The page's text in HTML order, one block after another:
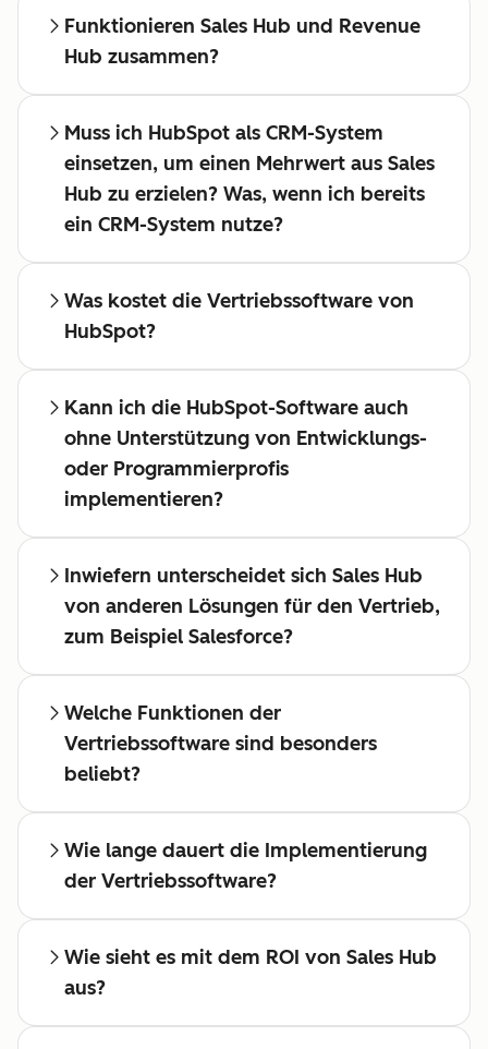
Funktionieren Sales Hub und Revenue
Hub zusammen?
Muss ich HubSpot als CRM-System
einsetzen, um einen Mehrwert aus Sales
Hub zu erzielen? Was, wenn ich bereits
ein CRM-System nutze?
Was kostet die Vertriebssoftware von
HubSpot?
Kann ich die HubSpot-Software auch
ohne Unterstützung von Entwicklungs-
oder Programmierprofis
implementieren?
Inwiefern unterscheidet sich Sales Hub
von anderen Lösungen für den Vertrieb,
zum Beispiel Salesforce?
Welche Funktionen der
Vertriebssoftware sind besonders
beliebt?
Wie lange dauert die Implementierung
der Vertriebssoftware?
Wie sieht es mit dem ROI von Sales Hub
aus?